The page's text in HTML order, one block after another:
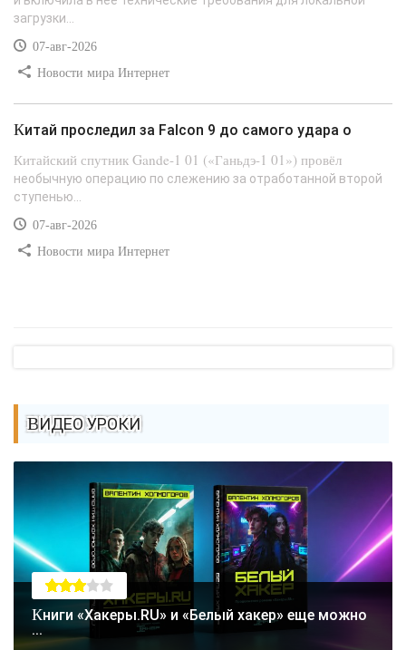
загрузки...
07-авг-2026
Новости мира Интернет
Китай проследил за Falcon 9 до самого удара о
Китайский спутник Gande-1 01 («Ганьдэ-1 01») провёл
необычную операцию по слежению за отработанной второй
ступенью...
07-авг-2026
Новости мира Интернет
ВИДЕО УРОКИ
Книги «Хакеры.RU» и «Белый хакер» еще можно
...